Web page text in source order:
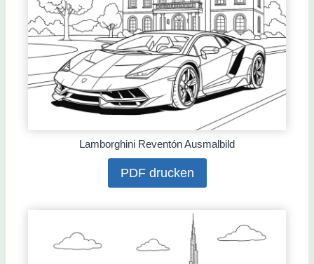
Lamborghini Reventón Ausmalbild
PDF drucken